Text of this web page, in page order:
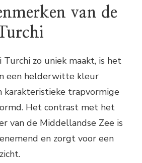
van de
zo uniek maakt, is het
een helderwitte kleur
karakteristieke trapvormige
Het contrast met het
van de Middellandse Zee is
en zorgt voor een